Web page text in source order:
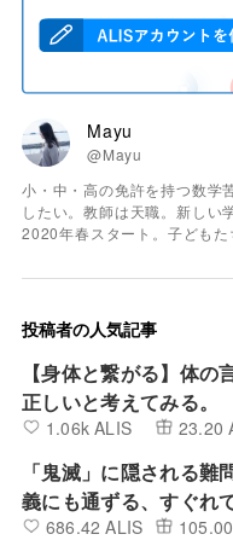
Mayu
@Mayu
小・中・高の免許を持つ数学
したい。教師は天職。新し
2020年春スタート。子どもた
投稿者の人気記事
【身体と繋がる】体
正しいと考えてみる。
1.06k ALIS 23.20
「鬼滅」に隠される
義にも通ずる、すぐれ
686.42 ALIS